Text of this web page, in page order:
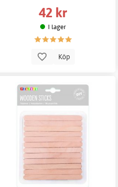
42 kr
I lager
Köp